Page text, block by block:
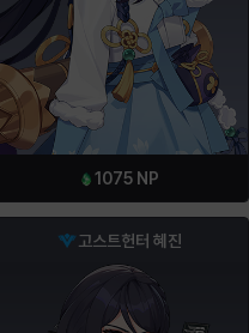
1075 NP
고스트헌터 혜진